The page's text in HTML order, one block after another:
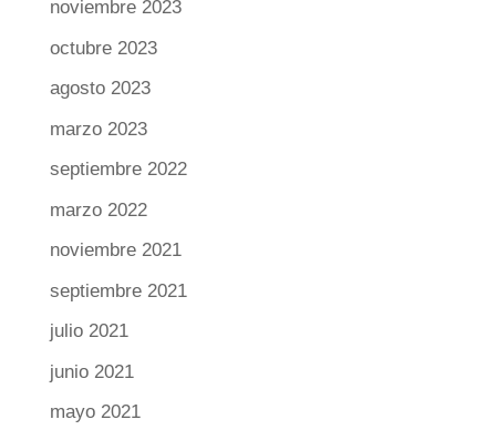
noviembre 2023
octubre 2023
agosto 2023
marzo 2023
septiembre 2022
marzo 2022
noviembre 2021
septiembre 2021
julio 2021
junio 2021
mayo 2021